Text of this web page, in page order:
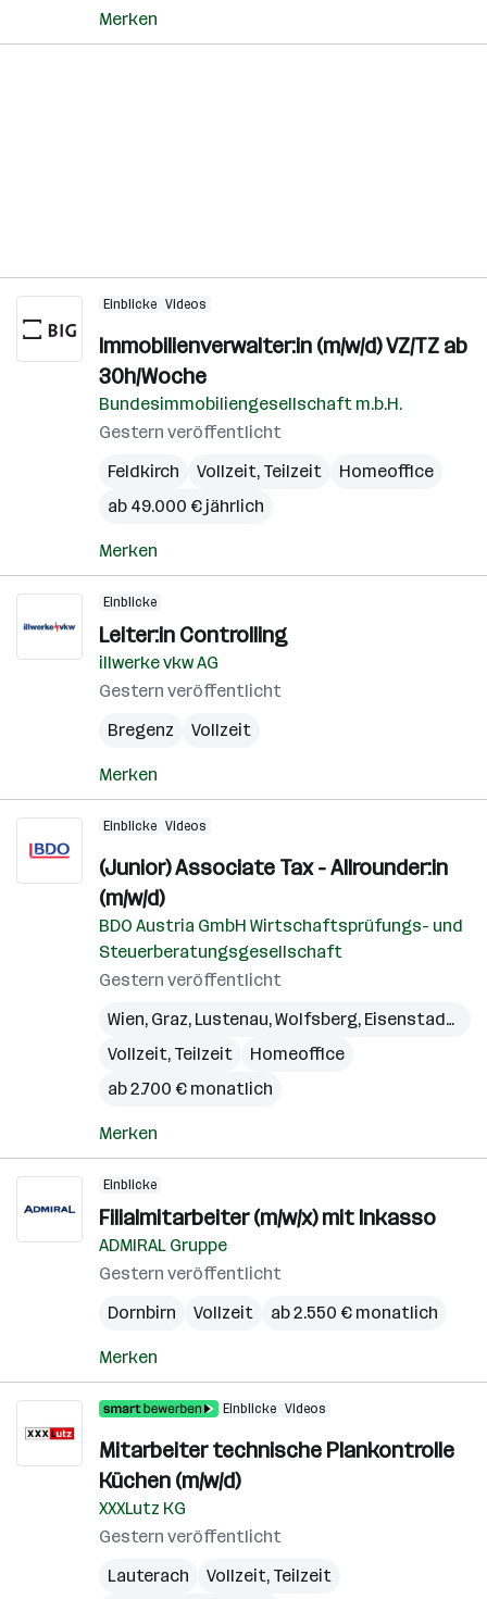
Merken
Einblicke Videos
Immobilienverwalter:in (m/w/d) VZ/TZ ab
30h/Woche
Bundesimmobiliengesellschaft m.b.H.
Gestern veröffentlicht
Feldkirch
Vollzeit, Teilzeit
Homeoffice
ab 49.000 € jährlich
Merken
Einblicke
Leiter:in Controlling
illwerke vkw AG
Gestern veröffentlicht
Bregenz
Vollzeit
Merken
Einblicke Videos
(Junior) Associate Tax - Allrounder:in
(m/w/d)
BDO Austria GmbH Wirtschaftsprüfungs- und
Steuerberatungsgesellschaft
Gestern veröffentlicht
Wien, Graz, Lustenau,Wolfsberg, Eisenstadt
Vollzeit, Teilzeit
Homeoffice
ab 2.700 € monatlich
Merken
Einblicke
Filialmitarbeiter (m/w/x) mit Inkasso
ADMIRAL Gruppe
Gestern veröffentlicht
Dornbirn
Vollzeit ab 2.550 € monatlich
Merken
Einblicke Videos
Mitarbeiter technische Plankontrolle
Küchen (m/w/d)
XXXLutz KG
Gestern veröffentlicht
Lauterach
Vollzeit, Teilzeit